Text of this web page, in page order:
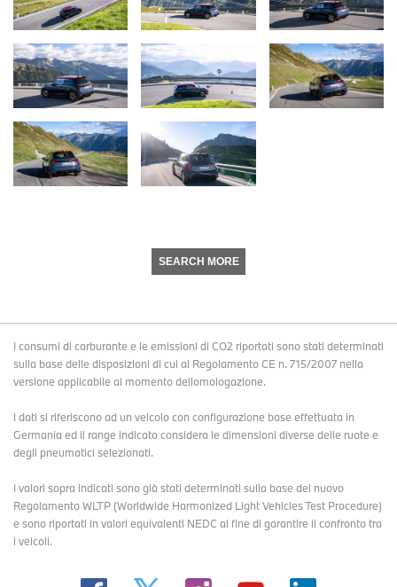
SEARCH MORE
I consumi di carburante e le emissioni di CO2 riportati sono stati determinati
sulla base delle disposizioni di cui al Regolamento CE n. 715/2007 nella
versione applicabile al momento dellomologazione.
I dati si riferiscono ad un veicolo con configurazione base effettuata in
Germania ed il range indicato considera le dimensioni diverse delle ruote e
degli pneumatici selezionati.
I valori sopra indicati sono già stati determinati sulla base del nuovo
Regolamento WLTP (Worldwide Harmonized Light Vehicles Test Procedure)
e sono riportati in valori equivalenti NEDC al fine di garantire il confronto tra
i veicoli.